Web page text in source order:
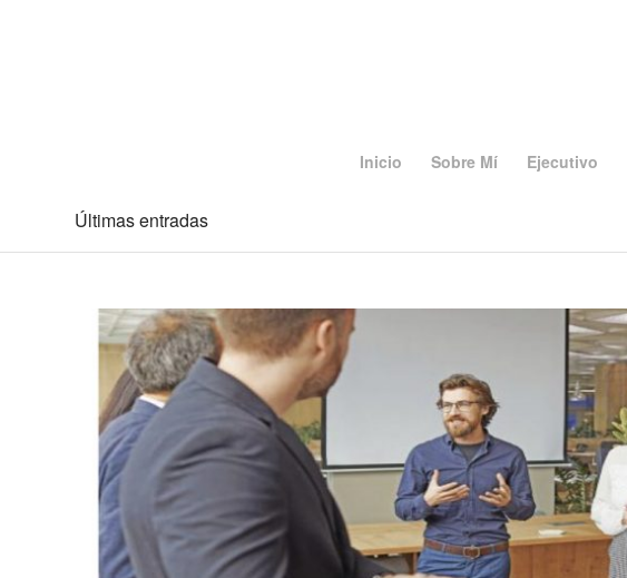
Inicio Sobre Mí Ejecutivo
Últimas entradas